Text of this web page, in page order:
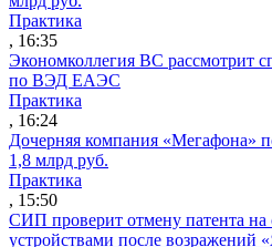
Практика
, 16:35
Экономколлегия ВС рассмотрит
по ВЭД ЕАЭС
Практика
, 16:24
Дочерняя компания «Мегафона»
1,8 млрд руб.
Практика
, 15:50
СИП проверит отмену патента на
устройствами после возражений